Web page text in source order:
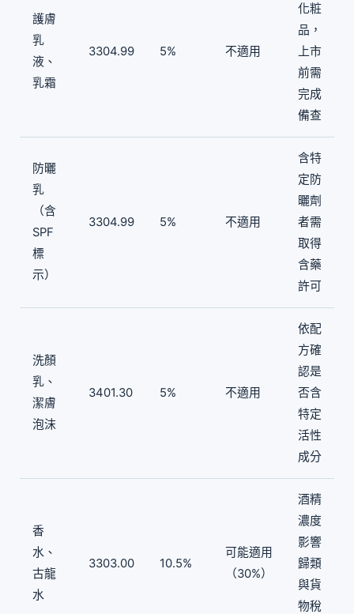
護膚
乳
液、
乳霜
3304.99 5% 不適用
化粧
品，
上市
前需
完成
備查
防曬
乳
（含
SPF
標
示）
3304.99 5% 不適用
含特
定防
曬劑
者需
取得
含藥
許可
洗顏
乳、
潔膚
泡沫
3401.30 5% 不適用
依配
方確
認是
否含
特定
活性
成分
香
水、
古龍
水
3303.00 10.5%
可能適用
（30%）
酒精
濃度
影響
歸類
與貨
物稅